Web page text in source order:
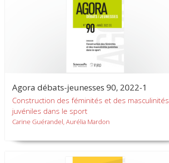
Agora débats-jeunesses 90, 2022-1
Construction des féminités et des masculinités
juvéniles dans le sport
Carine Guérandel, Aurélia Mardon